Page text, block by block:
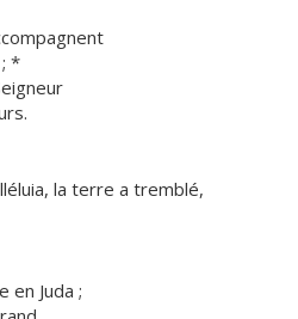
*
la terre a tremblé,
en Juda ;